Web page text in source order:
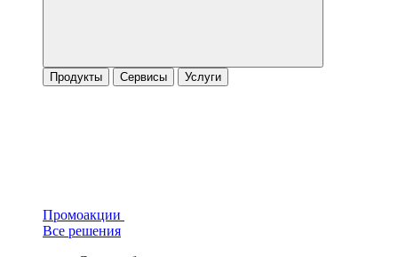
Продукты Сервисы Услуги
Промоакции
Все решения